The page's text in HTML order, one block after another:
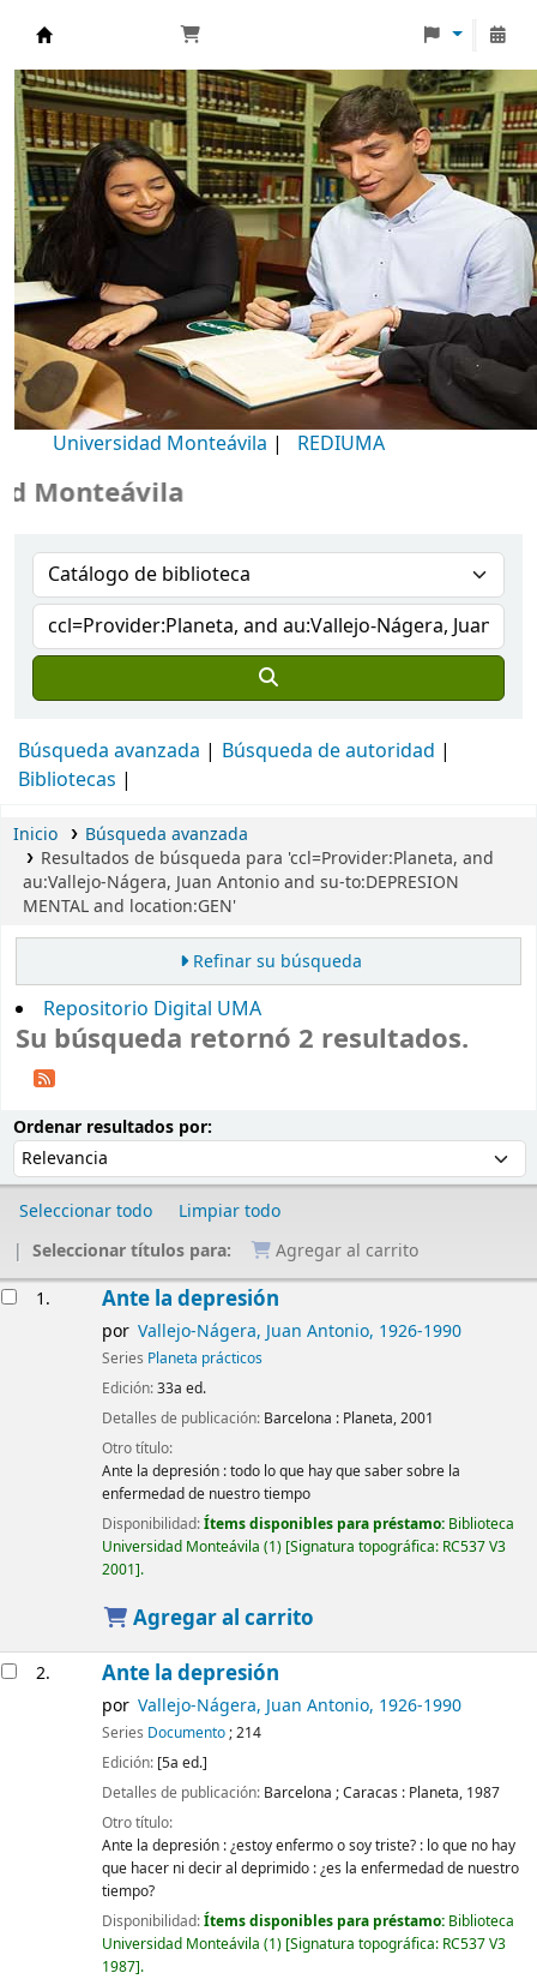
Biblioteca Universidad Monteávila
Universidad Monteávila | REDIUMA
Búsqueda avanzada
Búsqueda de autoridad
Bibliotecas
Inicio
Búsqueda avanzada
Resultados de búsqueda para 'ccl=Provider:Planeta, and
au:Vallejo-Nágera, Juan Antonio and su-to:DEPRESION
MENTAL and location:GEN'
Refinar su búsqueda
Repositorio Digital UMA
Su búsqueda retornó 2 resultados.
Ordenar resultados por:
Seleccionar todo
Limpiar todo
Seleccionar títulos para:
Agregar al carrito
1. Ante la depresión
por Vallejo-Nágera, Juan Antonio, 1926-1990
Series Planeta prácticos
Edición:33a ed.
Detalles de publicación: Barcelona : Planeta,2001
Otro título:
Ante la depresión : todo lo que hay que saber sobre la
enfermedad de nuestro tiempo
Disponibilidad:Ítems disponibles para préstamo: Biblioteca
Universidad Monteávila (1) Signatura topográfica: RC537 V3
2001 .
Agregar al carrito
2. Ante la depresión
por Vallejo-Nágera, Juan Antonio, 1926-1990
Series Documento; 214
Edición: [5a ed.]
Detalles de publicación: Barcelona ; Caracas : Planeta, 1987
Otro título:
Ante la depresión : ¿estoy enfermo o soy triste? : lo que no hay
que hacer ni decir al deprimido : ¿es la enfermedad de nuestro
tiempo?
Disponibilidad:Ítems disponibles para préstamo: Biblioteca
Universidad Monteávila (1) Signatura topográfica: RC537 V3
1987 .